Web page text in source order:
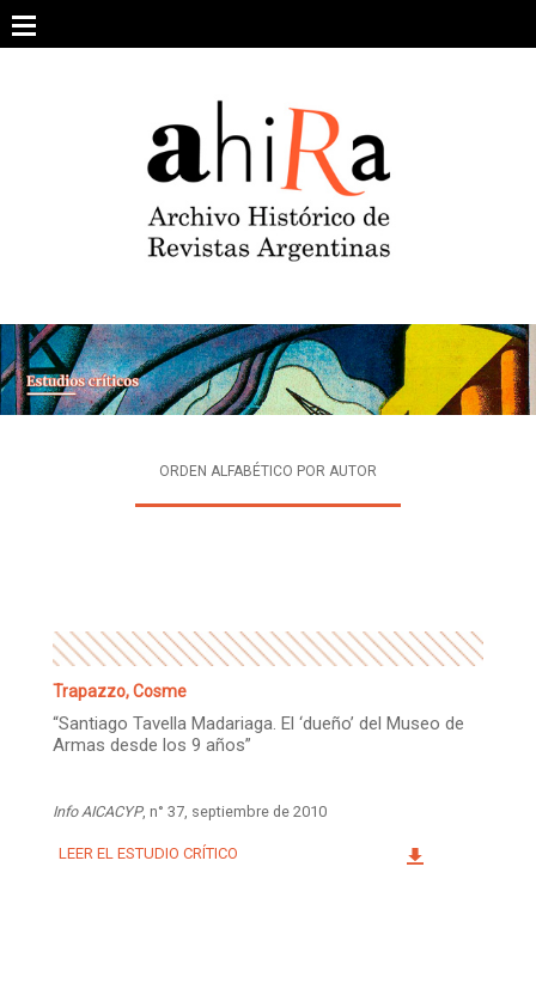
content
ARCHIVO DE REVISTAS
ESTUDIOS CRÍTICOS
INTEGRANTES
ORDEN ALFABÉTICO POR AUTOR
Trapazzo, Cosme
“Santiago Tavella Madariaga. El ‘dueño’ del Museo de
Armas desde los 9 años”
Info AICACYP, n° 37, septiembre de 2010
LEER EL ESTUDIO CRÍTICO